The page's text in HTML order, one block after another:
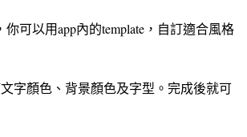
你可以用app內的template，自訂適合風格
字顏色、背景顏色及字型。完成後就可